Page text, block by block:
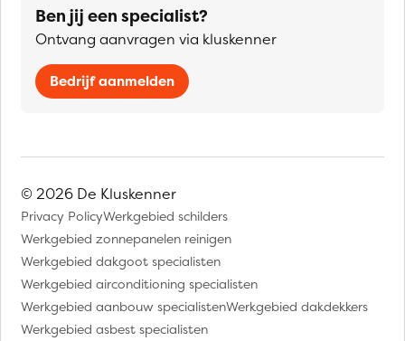
Ben jij een specialist?
Ontvang aanvragen via kluskenner
Bedrijf aanmelden
© 2026 De Kluskenner
Privacy PolicyWerkgebied schilders
Werkgebied zonnepanelen reinigen
Werkgebied dakgoot specialisten
Werkgebied airconditioning specialisten
Werkgebied aanbouw specialistenWerkgebied dakdekkers
Werkgebied asbest specialisten